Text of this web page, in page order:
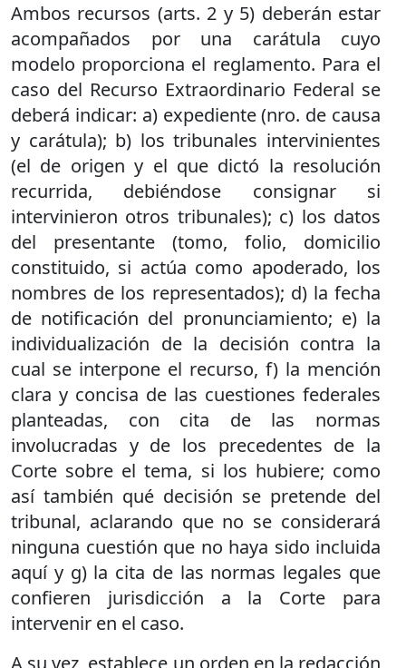
Ambos recursos (arts. 2 y 5) deberán estar
acompañados por una carátula cuyo
modelo proporciona el reglamento. Para el
caso del Recurso Extraordinario Federal se
deberá indicar: a) expediente (nro. de causa
y carátula); b) los tribunales intervinientes
(el de origen y el que dictó la resolución
recurrida, debiéndose consignar si
intervinieron otros tribunales); c) los datos
del presentante (tomo, folio, domicilio
constituido, si actúa como apoderado, los
nombres de los representados); d) la fecha
de notificación del pronunciamiento; e) la
individualización de la decisión contra la
cual se interpone el recurso, f) la mención
clara y concisa de las cuestiones federales
planteadas, con cita de las normas
involucradas y de los precedentes de la
Corte sobre el tema, si los hubiere; como
así también qué decisión se pretende del
tribunal, aclarando que no se considerará
ninguna cuestión que no haya sido incluida
aquí y g) la cita de las normas legales que
confieren jurisdicción a la Corte para
intervenir en el caso.
A su vez, establece un orden en la redacción